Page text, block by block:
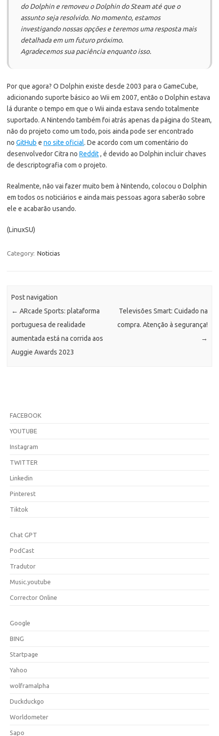
do Dolphin e removeu o Dolphin do Steam até que o
assunto seja resolvido. No momento, estamos
investigando nossas opções e teremos uma resposta mais
detalhada em um futuro próximo.
Agradecemos sua paciência enquanto isso.
Por que agora? O Dolphin existe desde 2003 para o GameCube,
adicionando suporte básico ao Wii em 2007, então o Dolphin estava
lá durante o tempo em que o Wii ainda estava sendo totalmente
suportado. A Nintendo também foi atrás apenas da página do Steam,
não do projeto como um todo, pois ainda pode ser encontrado
no GitHub e no site oficial. De acordo com um comentário do
desenvolvedor Citra no Reddit, é devido ao Dolphin incluir chaves
de descriptografia com o projeto.
Realmente, não vai fazer muito bem à Nintendo, colocou o Dolphin
em todos os noticiários e ainda mais pessoas agora saberão sobre
ele e acabarão usando.
(LinuxSU)
Category: Noticias
Post navigation
← ARcade Sports: plataforma
portuguesa de realidade
aumentada está na corrida aos
Auggie Awards 2023
Televisões Smart: Cuidado na
compra. Atenção à segurança!
→
FACEBOOK
YOUTUBE
Instagram
TWITTER
Linkedin
Pinterest
Tiktok
Chat GPT
PodCast
Tradutor
Music.youtube
Corrector Online
Google
BING
Startpage
Yahoo
wolframalpha
Duckduckgo
Worldometer
Sapo